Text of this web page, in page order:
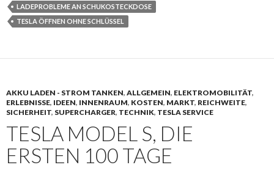
LADEPROBLEME AN SCHUKOSTECKDOSE
TESLA ÖFFNEN OHNE SCHLÜSSEL
AKKU LADEN - STROM TANKEN, ALLGEMEIN, ELEKTROMOBILITÄT,
ERLEBNISSE, IDEEN, INNENRAUM, KOSTEN, MARKT, REICHWEITE,
SICHERHEIT, SUPERCHARGER, TECHNIK, TESLA SERVICE
TESLA MODEL S, DIE
ERSTEN 100 TAGE